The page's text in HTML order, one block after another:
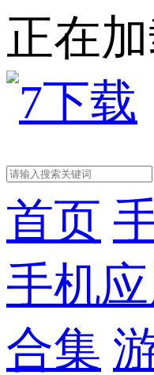
正在
首页
手机应
合集